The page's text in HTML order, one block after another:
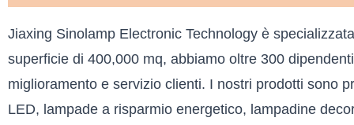
Jiaxing Sinolamp Electronic Technology è
superficie di 400,000 mq, abbiamo oltre 300
miglioramento e servizio clienti. I nostri prodotti sono
LED, lampade a risparmio energetico, lampadine